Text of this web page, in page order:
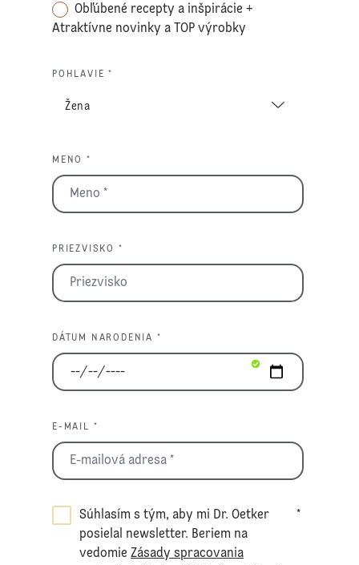
Obľúbené recepty a inšpirácie +
Atraktívne novinky a TOP výrobky
POHLAVIE *
MENO *
PRIEZVISKO *
DÁTUM NARODENIA *
E-MAIL *
Súhlasím s tým, aby mi Dr. Oetker
posielal newsletter. Beriem na
vedomieZásady spracovania
*